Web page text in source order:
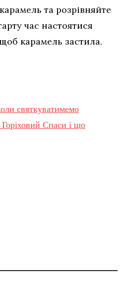
та розрівняйте
час настоятися
карамель застила.
святкуватимемо
Спаси і що